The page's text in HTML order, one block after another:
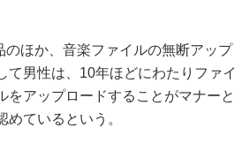
ほか、音楽ファイルの無断アップ
て男性は、10年ほどにわたりファイ
をアップロードすることがマナーと
ているという。